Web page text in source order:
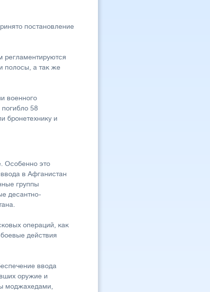
постановление
регламентируются
полосы, а так же
военного
58
бронетехнику и
Особенно это
в Афганистан
группы
десантно-
операций, как
действия
ввода
оружие и
моджахедами,